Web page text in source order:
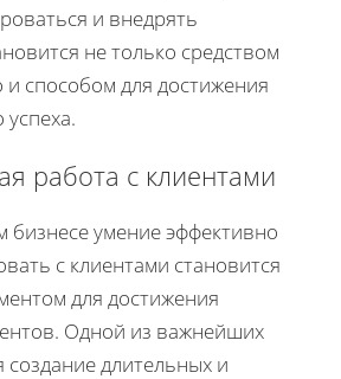
и внедрять
не только средством
способом для достижения
работа с клиентами
бизнесе умение эффективно
с клиентами становится
для достижения
Одной из важнейших
создание длительных и